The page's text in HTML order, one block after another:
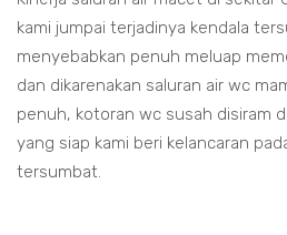
kami jumpai terjadinya kendala
menyebabkan penuh meluap
dan dikarenakan saluran air wc
penuh, kotoran wc susah disiram
yang siap kami beri kelancaran
tersumbat.